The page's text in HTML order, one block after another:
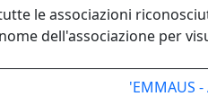
le associazioni
dell'associazione per
'EMMAUS -